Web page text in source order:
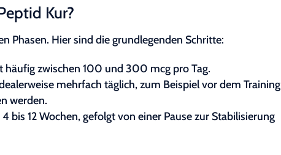
Kur?
Phasen. Hier sind die grundlegenden Schritte:
häufig zwischen 100 und 300 mcg pro Tag.
mehrfach täglich, zum Beispiel vor dem Training
werden.
bis 12 Wochen, gefolgt von einer Pause zur Stabilisierung